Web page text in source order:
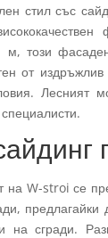
стил със
този
от издръжлив
Лесният
на W-stroi се
на сгради.